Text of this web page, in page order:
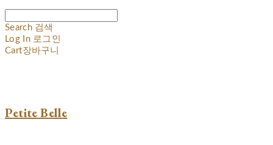
Search 검색
Log In 로그인
Cart장바구니
Petite Belle